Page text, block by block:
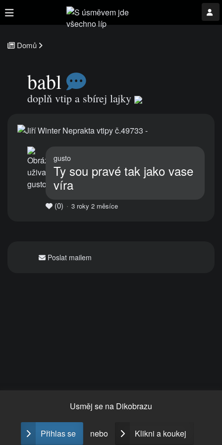
Domů
babl
doplň vtip a sbírej lajky
gusto
Ty sou pravé tak jako vase
víra
(0) 3 roky 2 měsíce
Poslat mailem
Usměj se na Dikobrazu
Přihlas se nebo Klikni a koukej